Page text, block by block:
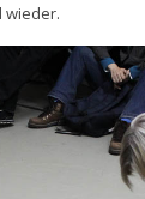
wieder.